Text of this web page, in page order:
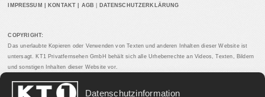
Datenschutzinformation
IMPRESSUM KONTAKT AGB DATENSCHUTZERKLÄRUNG
COPYRIGHT:
Das unerlaubte Kopieren oder Verwenden von Texten und anderen Inhalten dieser Website ist
untersagt. KT1 Privatfernsehen GmbH behält sich alle Urheberrechte an Videos, Texten, Bildern
und sonstigen Inhalten dieser Website vor.